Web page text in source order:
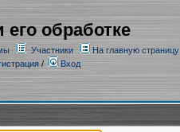
обработке
Участники
На главную страницу
/ Вход